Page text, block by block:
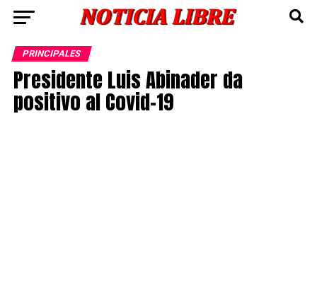
PRINCIPALES
Presidente Luis Abinader da
positivo al Covid-19